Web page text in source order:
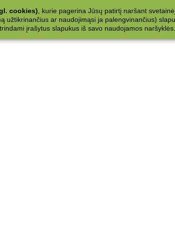
cookies) , kurie pagerina Jūsų patirtį naršant
užtikrinančius ar naudojimąsi ja palengvinančius)
įrašytus slapukus iš savo naudojamos naršyklės.